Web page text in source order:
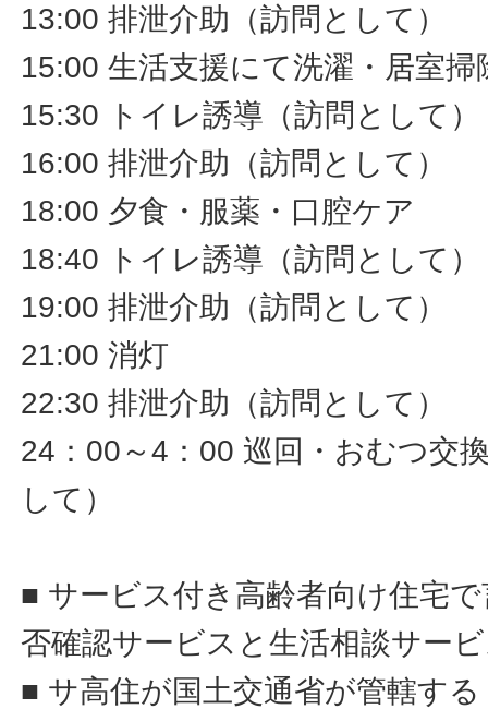
13:00 排泄介助（訪問として）
15:00 生活支援にて洗濯・居室
15:30 トイレ誘導（訪問として）
16:00 排泄介助（訪問として）
18:00 夕食・服薬・口腔ケア
18:40 トイレ誘導（訪問として）
19:00 排泄介助（訪問として）
21:00 消灯
22:30 排泄介助（訪問として）
24：00～4：00 巡回・おむつ交
して）
■ サービス付き高齢者向け住宅
否確認サービスと生活相談サー
■ サ高住が国土交通省が管轄す